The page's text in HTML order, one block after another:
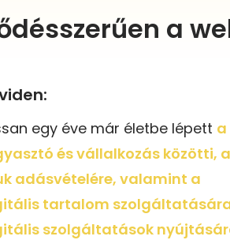
a
egy éve már életbe lépett a
és vállalkozás közötti,
adásvételére, valamint a
tartalom
szolgáltatások